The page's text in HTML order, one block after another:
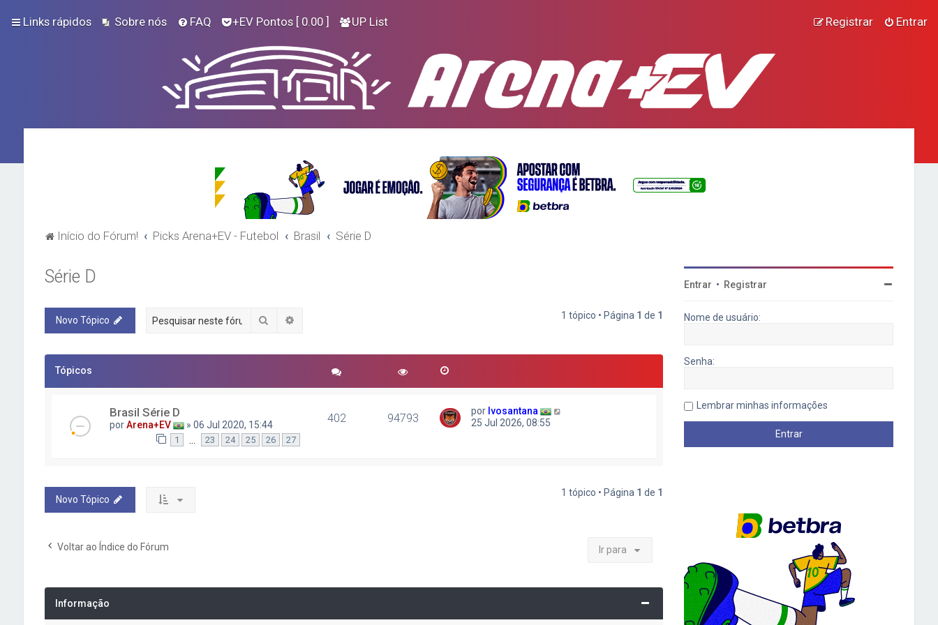
Links rápidos Sobre nós FAQ +EV Pontos [ 0.00 ] UP List Entrar
Registrar
Início do Fórum! Picks Arena+EV - Futebol Brasil Série D
Série D
Novo Tópico Pesquisar 1 tópico • Página 1 de 1
Tópicos
Brasil Série D
porArena+EV » 06 Jul 2020, 15:44
1 23 24 25 26 27
402 94793 por Ivosantana
25 Jul 2026, 08:55
Novo Tópico
1 tópico • Página 1 de 1
Voltar ao Índice do Fórum Ir para
Informação
Entrar • Registrar
Nome de usuário:
Senha:
Lembrar minhas informações